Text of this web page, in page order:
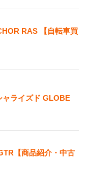
RAS 【自転車買
ライズド GLOBE
【商品紹介・中古